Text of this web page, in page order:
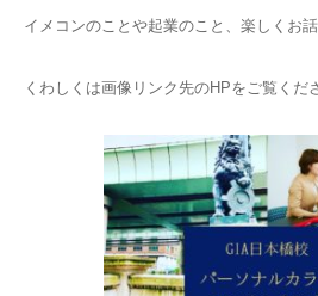
イメコンのことや起業のこと、楽しくお
くわしくは画像リンク先のHPをご覧くだ